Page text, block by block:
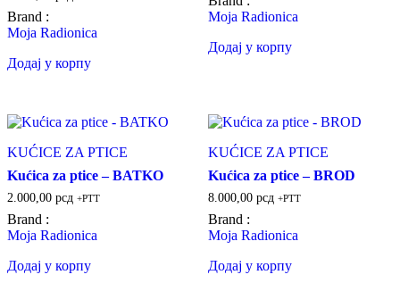
Brand :
Moja Radionica
Додај у корпу
Moja Radionica
Додај у корпу
KUĆICE ZA PTICE
Kućica za ptice – BATKO
2.000,00 рсд +PTT
Brand :
Moja Radionica
Додај у корпу
KUĆICE ZA PTICE
Kućica za ptice – BROD
8.000,00 рсд +PTT
Brand :
Moja Radionica
Додај у корпу